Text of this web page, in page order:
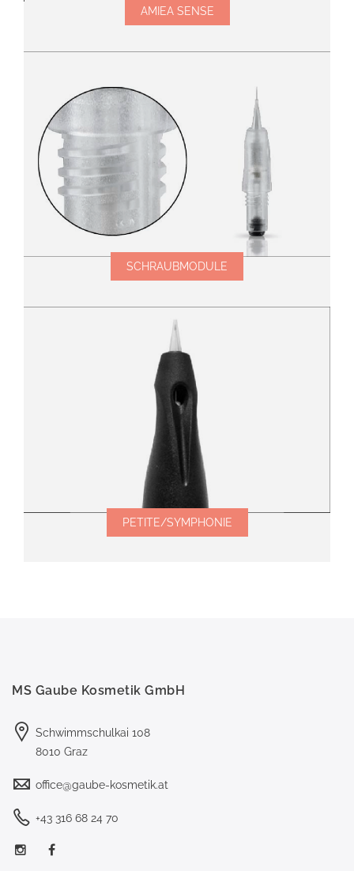
AMIEA SENSE
SCHRAUBMODULE
PETITE/SYMPHONIE
MS Gaube Kosmetik GmbH
Schwimmschulkai 108
8010 Graz
office@gaube-kosmetik.at
+43 316 68 24 70